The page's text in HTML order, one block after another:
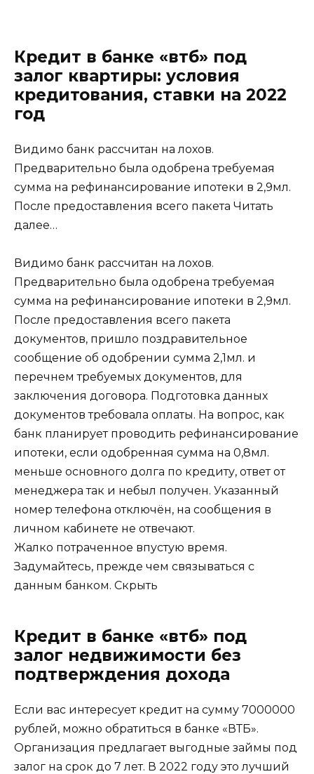
Кредит в банке «втб» под
залог квартиры: условия
кредитования, ставки на 2022
год
Видимо банк рассчитан на лохов.
Предварительно была одобрена требуемая
сумма на рефинансирование ипотеки в 2,9мл.
После предоставления всего пакета Читать
далее…
Видимо банк рассчитан на лохов.
Предварительно была одобрена требуемая
сумма на рефинансирование ипотеки в 2,9мл.
После предоставления всего пакета
документов, пришло поздравительное
сообщение об одобрении сумма 2,1мл. и
перечнем требуемых документов, для
заключения договора. Подготовка данных
документов требовала оплаты. На вопрос, как
банк планирует проводить рефинансирование
ипотеки, если одобренная сумма на 0,8мл.
меньше основного долга по кредиту, ответ от
менеджера так и небыл получен. Указанный
номер телефона отключён, на сообщения в
личном кабинете не отвечают.
Жалко потраченное впустую время.
Задумайтесь, прежде чем связываться с
данным банком. Скрыть
Кредит в банке «втб» под
залог недвижимости без
подтверждения дохода
Если вас интересует кредит на сумму 7000000
рублей, можно обратиться в банке «ВТБ».
Организация предлагает выгодные займы под
залог на срок до 7 лет. В 2022 году это лучший